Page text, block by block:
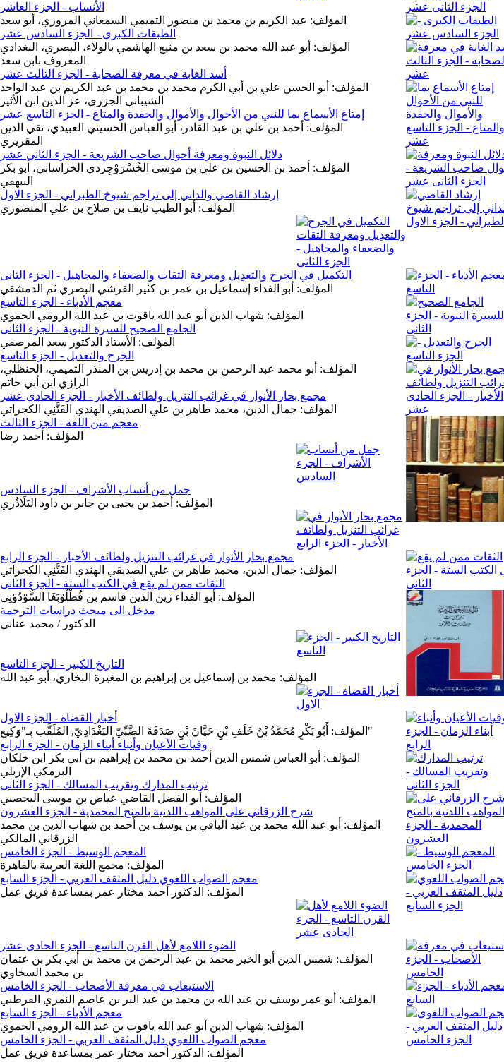
الأنساب - الجزء العاشر
المؤلف: عبد الكريم بن محمد بن منصور التميمي السمعاني المروزي، أبو سعد
الطبقات الكبرى - الجزء السادس عشر
المؤلف: أبو عبد الله محمد بن سعد بن منيع الهاشمي بالولاء، البصري، البغدادي
المعروف بابن سعد
أسد الغابة في معرفة الصحابة - الجزء الثالث عشر
المؤلف: أبو الحسن علي بن أبي الكرم محمد بن محمد بن عبد الكريم بن عبد الواحد
الشيباني الجزري، عز الدين ابن الأثير
إمتاع الأسماع بما للنبي من الأحوال والأموال والحفدة والمتاع - الجزء التاسع عشر
المؤلف: أحمد بن علي بن عبد القادر، أبو العباس الحسيني العبيدي، تقي الدين
المقريزي
دلائل النبوة ومعرفة أحوال صاحب الشريعة - الجزء الثانى عشر
المؤلف: أحمد بن الحسين بن علي بن موسى الخُسْرَوْجِردي الخراساني، أبو بكر
البيهقي
إرشاد القاصي والداني إلى تراجم شيوخ الطبراني - الجزء الاول
المؤلف: أبو الطيب نايف بن صلاح بن علي المنصوري
التكميل في الجرح والتعدِيل ومعرفة الثقات والضعفاء والمجاهيل - الجزء الثانى
المؤلف: أبو الفداء إسماعيل بن عمر بن كثير القرشي البصري ثم الدمشقي
معجم الأدباء - الجزء التاسع
المؤلف: شهاب الدين أبو عبد الله ياقوت بن عبد الله الرومي الحموي
الجامع الصحيح للسيرة النبوية - الجزء الثانى
المؤلف: الأستاذ الدكتور سعد المرصفي
الجرح والتعديل - الجزء التاسع
المؤلف: أبو محمد عبد الرحمن بن محمد بن إدريس بن المنذر التميمي، الحنظلي،
الرازي ابن أبي حاتم
مجمع بحار الأنوار في غرائب التنزيل ولطائف الأخبار - الجزء الحادى عشر
المؤلف: جمال الدين، محمد طاهر بن علي الصديقي الهندي الفَتَّنِي الكجراتي
معجم متن اللغة - الجزء الثالث
المؤلف: أحمد رضا
جمل من أنساب الأشراف - الجزء السادس
المؤلف: أحمد بن يحيى بن جابر بن داود البَلَاذُري
مجمع بحار الأنوار في غرائب التنزيل ولطائف الأخبار - الجزء الرابع
المؤلف: جمال الدين، محمد طاهر بن علي الصديقي الهندي الفَتَّنِي الكجراتي
الثقات ممن لم يقع في الكتب الستة - الجزء الثانى
المؤلف: أبو الفداء زين الدين قاسم بن قُطْلُوْبَغَا السُّوْدُوْنِي
مدخل الى مبحث دراسات الترجمة
الدكتور / محمد عنانى
التاريخ الكبير - الجزء التاسع
المؤلف: محمد بن إسماعيل بن إبراهيم بن المغيرة البخاري، أبو عبد الله
أخبار القضاة - الجزء الاول
المؤلف: أَبُو بَكْرٍ مُحَمَّدُ بْنُ خَلَفِ بْنِِ حَيَّانَ بْنِِ صَدَقَةََ الضَّبِّيّ البَغْدَادِيّ, المُلَقَّب بِـ"وَكِيع"
وفيات الأعيان وأنباء أبناء الزمان - الجزء الرابع
المؤلف: أبو العباس شمس الدين أحمد بن محمد بن إبراهيم بن أبي بكر ابن خلكان
البرمكي الإربلي
ترتيب المدارك وتقريب المسالك - الجزء الثانى
المؤلف: أبو الفضل القاضي عياض بن موسى اليحصبي
شرح الزرقاني على المواهب اللدنية بالمنح المحمدية - الجزء العشرون
المؤلف: أبو عبد الله محمد بن عبد الباقي بن يوسف بن أحمد بن شهاب الدين بن محمد
الزرقاني المالكي
المعجم الوسيط - الجزء الخامس
المؤلف: مجمع اللغة العربية بالقاهرة
معجم الصواب اللغوي دليل المثقف العربي - الجزء السابع
المؤلف: الدكتور أحمد مختار عمر بمساعدة فريق عمل
الضوء اللامع لأهل القرن التاسع - الجزء الحادى عشر
المؤلف: شمس الدين أبو الخير محمد بن عبد الرحمن بن محمد بن أبي بكر بن عثمان
بن محمد السخاوي
الاستيعاب في معرفة الأصحاب - الجزء الخامس
المؤلف: أبو عمر يوسف بن عبد الله بن محمد بن عبد البر بن عاصم النمري القرطبي
معجم الأدباء - الجزء السابع
المؤلف: شهاب الدين أبو عبد الله ياقوت بن عبد الله الرومي الحموي
معجم الصواب اللغوي دليل المثقف العربي - الجزء الخامس
المؤلف: الدكتور أحمد مختار عمر بمساعدة فريق عمل